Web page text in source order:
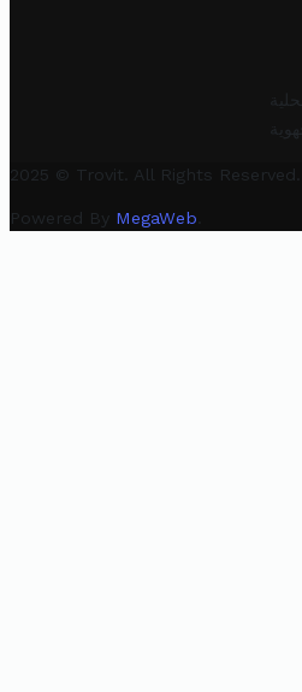
2025 © Trovit. All Rights Reserved.
Powered By MegaWeb